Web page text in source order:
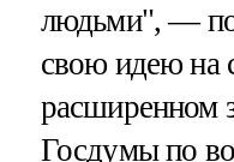
людьми", —
свою идею на
расширенном
Госдумы по